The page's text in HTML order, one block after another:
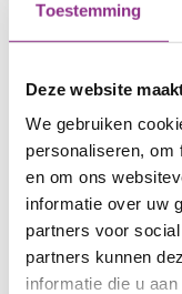
Toestemming
Deze website
We gebruiken
personaliseren, om
en om ons
informatie over uw
partners voor
partners kunnen
informatie die u
warmtepomp
Maar door de
kostte de
wanneer we
genomen.
Onze